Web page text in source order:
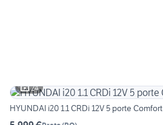
24
HYUNDAI i20 1.1 CRDi 12V 5 porte Comfort